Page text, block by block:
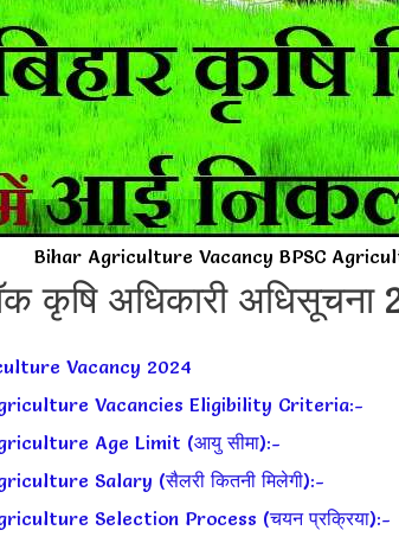
Bihar Agriculture Vacancy BPSC
कृषि अधिकारी अधिसूचना
Vacancy 2024
Vacancies Eligibility Criteria:-
Age Limit (आयु सीमा):-
Salary (सैलरी कितनी मिलेगी):-
Selection Process (चयन प्रक्रिया):-